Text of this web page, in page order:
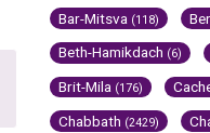
Bar-Mitsva (118)
Beth-Hamikdach (6)
Brit-Mila (176)
Chabbath (2429)